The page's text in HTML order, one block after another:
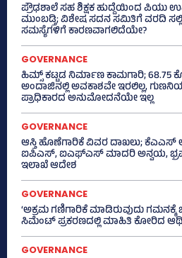
ಪ್ರೌಢಶಾಲೆ ಸಹ ಶಿಕ್ಷಕ ಹುದ್ದೆಯಿಂದ ಪಿಯು
ಮುಂಬಡ್ತಿ; ವಿಶೇಷ ಸದನ ಸಮಿತಿಗೆ ವರದಿ
ಸಮಸ್ಯೆಗಳಿಗೆ ಕಾರಣವಾಗಲಿದೆಯೇ?
GOVERNANCE
ಹಿಮ್ಸ್‌ ಕಟ್ಟಡ ನಿರ್ಮಾಣ ಕಾಮಗಾರಿ; 68.75
ಅಂದಾಜಿನಲ್ಲಿ ಅವಕಾಶವೇ ಇರಲಿಲ್ಲ,
ಪ್ರಾಧಿಕಾರದ ಅನುಮೋದನೆಯೇ ಇಲ್ಲ
GOVERNANCE
ಆಸ್ತಿ ಹೊಣೆಗಾರಿಕೆ ವಿವರ ದಾಖಲು;
ಐಪಿಎಸ್‌, ಐಎಫ್‌ಎಸ್‌ ಮಾದರಿ ಅನ್ವಯ,
ಇಲಾಖೆ ಆದೇಶ
GOVERNANCE
‘ಅಕ್ರಮ ಗಣಿಗಾರಿಕೆ ಮಾಡಿರುವುದು
ಸಿಮೆಂಟ್ ಪ್ರಕರಣದಲ್ಲಿ ಮಾಹಿತಿ ಕೋರಿದ
GOVERNANCE